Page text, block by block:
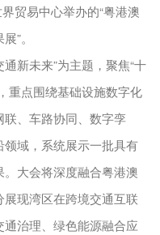
贸易中心举办的“粤港澳
”。
新未来”为主题，聚焦“十
重点围绕基础设施数字化
、车路协同、数字孪
域，系统展示一批具有
大会将深度融合粤港澳
现湾区在跨境交通互联
治理、绿色能源融合应